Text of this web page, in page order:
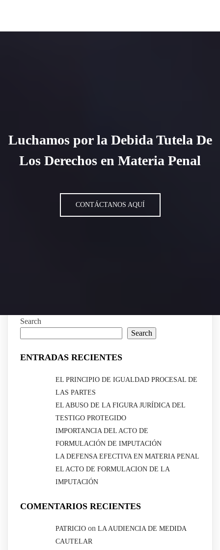
Luchamos por la Debida Tutela De
Los Derechos en Materia Penal
CONTÁCTANOS AQUÍ
Search
Search
ENTRADAS RECIENTES
EL PRINCIPIO DE IGUALDAD PROCESAL DE
LAS PARTES
EL ABUSO DE LA FIGURA JURÍDICA DEL
TESTIGO PROTEGIDO
IMPORTANCIA DEL ACTO DE
FORMULACIÓN DE IMPUTACIÓN
LA DEFENSA EFECTIVA EN MATERIA PENAL
EL ACTO DE FORMULACION DE LA
IMPUTACIÓN
COMENTARIOS RECIENTES
PATRICIO on LA AUDIENCIA DE MEDIDA
CAUTELAR